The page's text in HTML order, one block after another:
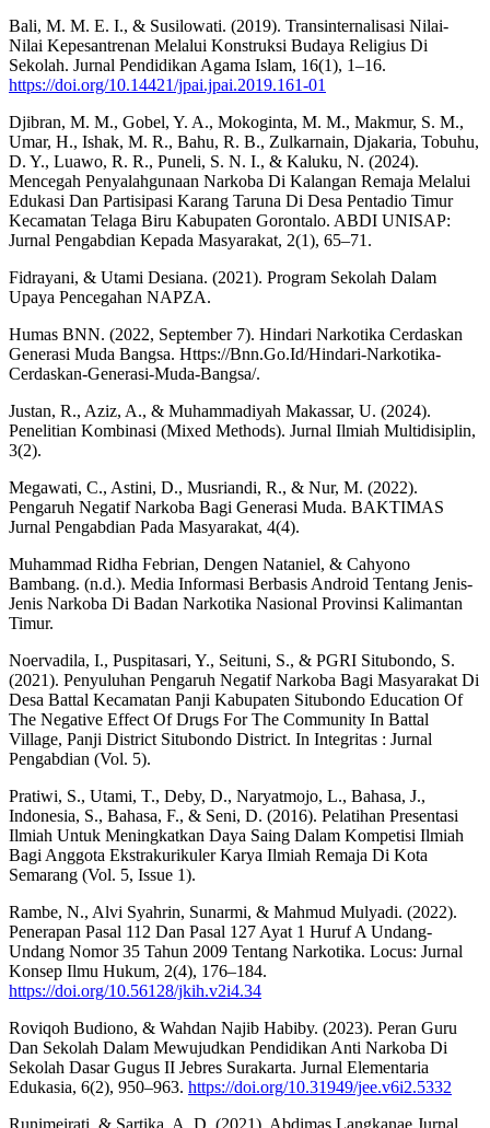
Bali, M. M. E. I., & Susilowati. (2019). Transinternalisasi Nilai-
Nilai Kepesantrenan Melalui Konstruksi Budaya Religius Di
Sekolah. Jurnal Pendidikan Agama Islam, 16(1), 1–16.
https://doi.org/10.14421/jpai.jpai.2019.161-01
Djibran, M. M., Gobel, Y. A., Mokoginta, M. M., Makmur, S. M.,
Umar, H., Ishak, M. R., Bahu, R. B., Zulkarnain, Djakaria, Tobuhu,
D. Y., Luawo, R. R., Puneli, S. N. I., & Kaluku, N. (2024).
Mencegah Penyalahgunaan Narkoba Di Kalangan Remaja Melalui
Edukasi Dan Partisipasi Karang Taruna Di Desa Pentadio Timur
Kecamatan Telaga Biru Kabupaten Gorontalo. ABDI UNISAP:
Jurnal Pengabdian Kepada Masyarakat, 2(1), 65–71.
Fidrayani, & Utami Desiana. (2021). Program Sekolah Dalam
Upaya Pencegahan NAPZA.
Humas BNN. (2022, September 7). Hindari Narkotika Cerdaskan
Generasi Muda Bangsa. Https://Bnn.Go.Id/Hindari-Narkotika-
Cerdaskan-Generasi-Muda-Bangsa/.
Justan, R., Aziz, A., & Muhammadiyah Makassar, U. (2024).
Penelitian Kombinasi (Mixed Methods). Jurnal Ilmiah Multidisiplin,
3(2).
Megawati, C., Astini, D., Musriandi, R., & Nur, M. (2022).
Pengaruh Negatif Narkoba Bagi Generasi Muda. BAKTIMAS
Jurnal Pengabdian Pada Masyarakat, 4(4).
Muhammad Ridha Febrian, Dengen Nataniel, & Cahyono
Bambang. (n.d.). Media Informasi Berbasis Android Tentang Jenis-
Jenis Narkoba Di Badan Narkotika Nasional Provinsi Kalimantan
Timur.
Noervadila, I., Puspitasari, Y., Seituni, S., & PGRI Situbondo, S.
(2021). Penyuluhan Pengaruh Negatif Narkoba Bagi Masyarakat Di
Desa Battal Kecamatan Panji Kabupaten Situbondo Education Of
The Negative Effect Of Drugs For The Community In Battal
Village, Panji District Situbondo District. In Integritas : Jurnal
Pengabdian (Vol. 5).
Pratiwi, S., Utami, T., Deby, D., Naryatmojo, L., Bahasa, J.,
Indonesia, S., Bahasa, F., & Seni, D. (2016). Pelatihan Presentasi
Ilmiah Untuk Meningkatkan Daya Saing Dalam Kompetisi Ilmiah
Bagi Anggota Ekstrakurikuler Karya Ilmiah Remaja Di Kota
Semarang (Vol. 5, Issue 1).
Rambe, N., Alvi Syahrin, Sunarmi, & Mahmud Mulyadi. (2022).
Penerapan Pasal 112 Dan Pasal 127 Ayat 1 Huruf A Undang-
Undang Nomor 35 Tahun 2009 Tentang Narkotika. Locus: Jurnal
Konsep Ilmu Hukum, 2(4), 176–184.
https://doi.org/10.56128/jkih.v2i4.34
Roviqoh Budiono, & Wahdan Najib Habiby. (2023). Peran Guru
Dan Sekolah Dalam Mewujudkan Pendidikan Anti Narkoba Di
Sekolah Dasar Gugus II Jebres Surakarta. Jurnal Elementaria
Edukasia, 6(2), 950–963. https://doi.org/10.31949/jee.v6i2.5332